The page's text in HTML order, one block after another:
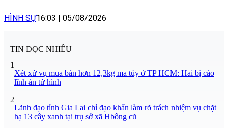
HÌNH SỰ16:03 05/08/2026
TIN ĐỌC NHIỀU
1
Xét xử vụ mua bán hơn 12,3kg ma túy ở TP HCM: Hai bị cáo
lĩnh án tử hình
2
Lãnh đạo tỉnh Gia Lai chỉ đạo khẩn làm rõ trách nhiệm vụ chặt
hạ 13 cây xanh tại trụ sở xã Hbông cũ